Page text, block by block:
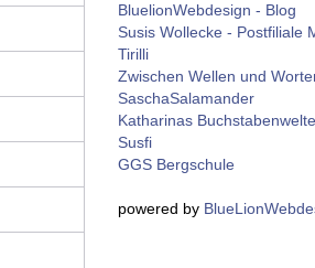
BluelionWebdesign - Blog
Susis Wollecke - Postfiliale
Tirilli
Zwischen Wellen und
SaschaSalamander
Katharinas
Susfi
GGS Bergschule
powered by